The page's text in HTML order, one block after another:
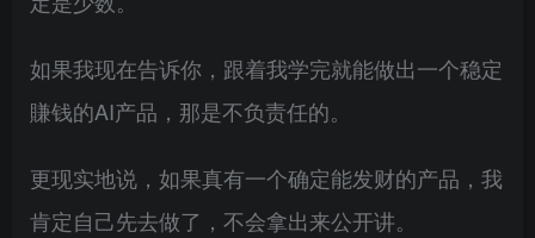
如果我现在告诉你，跟着我学完就能做出一个稳定
賺钱的AI产品，那是不负责任的。
更现实地说，如果真有一个确定能发财的产品，我
肯定自己先去做了，不会拿出来公开讲。